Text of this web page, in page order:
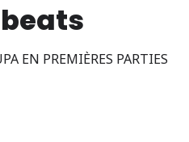
EN PREMIÈRES PARTIES